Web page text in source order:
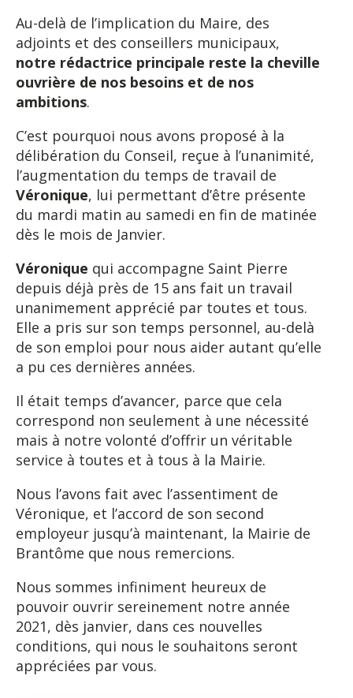
Au-delà de l’implication du Maire, des
adjoints et des conseillers municipaux,
notre rédactrice principale reste la cheville
ouvrière de nos besoins et de nos
ambitions.
C’est pourquoi nous avons proposé à la
délibération du Conseil, reçue à l’unanimité,
l’augmentation du temps de travail de
Véronique, lui permettant d’être présente
du mardi matin au samedi en fin de matinée
dès le mois de Janvier.
Véronique qui accompagne Saint Pierre
depuis déjà près de 15 ans fait un travail
unanimement apprécié par toutes et tous.
Elle a pris sur son temps personnel, au-delà
de son emploi pour nous aider autant qu’elle
a pu ces dernières années.
Il était temps d’avancer, parce que cela
correspond non seulement à une nécessité
mais à notre volonté d’offrir un véritable
service à toutes et à tous à la Mairie.
Nous l’avons fait avec l’assentiment de
Véronique, et l’accord de son second
employeur jusqu’à maintenant, la Mairie de
Brantôme que nous remercions.
Nous sommes infiniment heureux de
pouvoir ouvrir sereinement notre année
2021, dès janvier, dans ces nouvelles
conditions, qui nous le souhaitons seront
appréciées par vous.